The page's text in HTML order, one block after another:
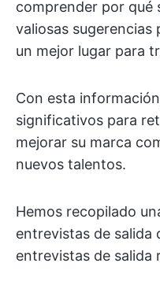
comprender por qué
valiosas sugerencias
un mejor lugar para
Con esta
significativos para
mejorar su marca
nuevos talentos.
Hemos recopilado
entrevistas de salida
entrevistas de salida